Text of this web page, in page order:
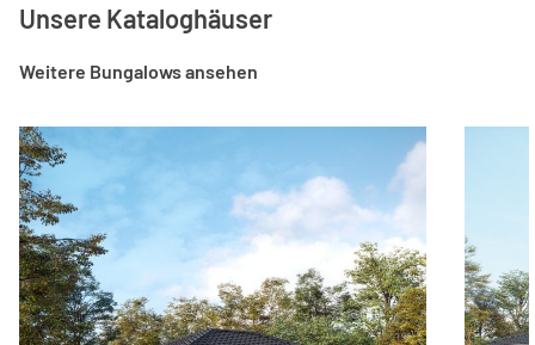
Unsere Kataloghäuser
Weitere Bungalows ansehen